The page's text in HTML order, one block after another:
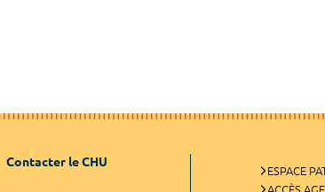
Contacter le CHU
ESPACE
ACCÈS